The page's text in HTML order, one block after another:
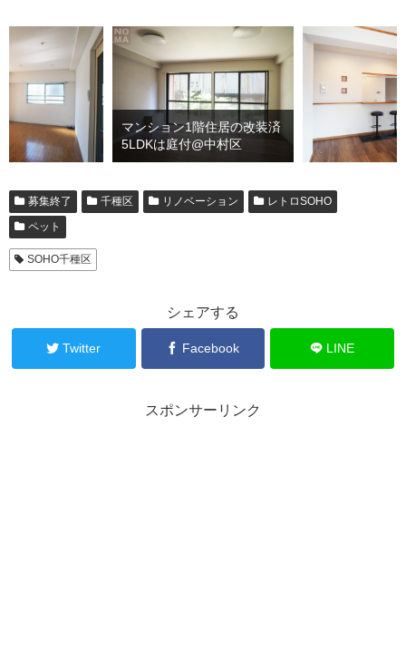
マンション1階住居の改装済
5LDKは庭付@中村区
募集終了 千種区 リノベーション
レトロSOHO
ペット
SOHO千種区
シェアする
Twitter Facebook LINE
スポンサーリンク